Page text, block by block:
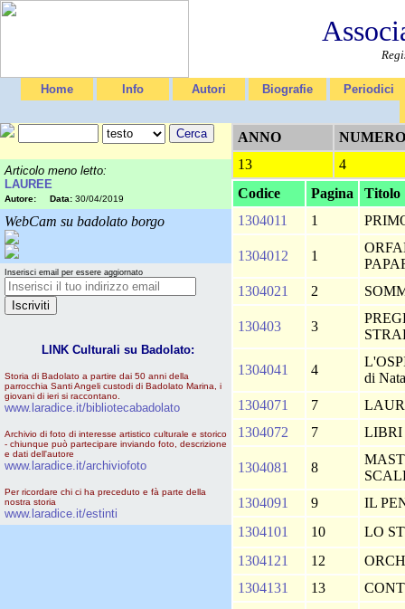
Home Info Autori Biografie Periodici
Articolo meno letto:
LAUREE
Autore: Data: 30/04/2019
WebCam su badolato borgo
Inserisci email per essere aggiornato
LINK Culturali su Badolato:
Storia di Badolato a partire dai 50 anni della
parrocchia Santi Angeli custodi di Badolato Marina, i
giovani di ieri si raccontano.
www.laradice.it/bibliotecabadolato
Archivio di foto di interesse artistico culturale e storico
- chiunque può partecipare inviando foto, descrizione
e dati dell'autore
www.laradice.it/archiviofoto
Per ricordare chi ci ha preceduto e fà parte della
nostra storia
www.laradice.it/estinti
ANNO
NUMERO
13
4
Codice
Pagina
Titolo
1304011
1
1304012 1
1304021
2
130403 3
1304041 4
di
1304071
7
1304072
7
1304081 8
1304091
9
IL
1304101
10
LO
1304121
12
1304131
13